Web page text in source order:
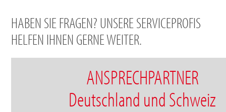
HABEN SIE FRAGEN? UNSERE SERVICEPROFIS
HELFEN IHNEN GERNE WEITER.
ANSPRECHPARTNER
Deutschland und Schweiz